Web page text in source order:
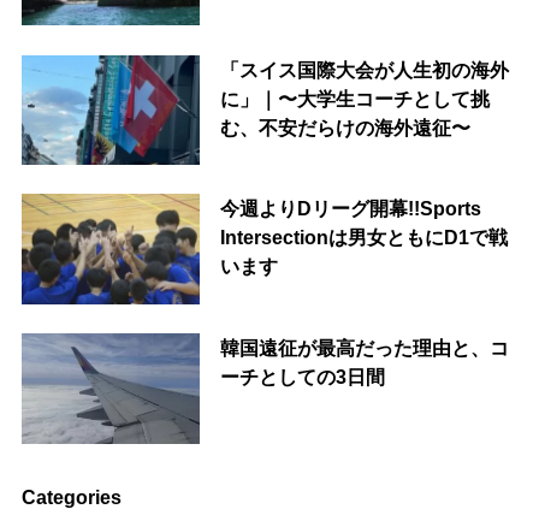
「スイス国際大会が人生初の海外
に」｜〜大学生コーチとして挑
む、不安だらけの海外遠征〜
今週よりDリーグ開幕!!Sports
Intersectionは男女ともにD1で戦
います
韓国遠征が最高だった理由と、コ
ーチとしての3日間
Categories